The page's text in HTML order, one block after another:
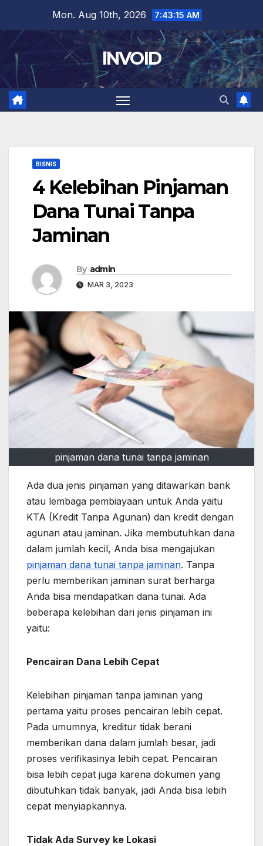
content
Mon. Aug 10th, 2026 7:43:16 AM
INVOID
BISNIS
4 Kelebihan Pinjaman
Dana Tunai Tanpa
Jaminan
By admin
MAR 3, 2023
pinjaman dana tunai tanpa jaminan
Ada dua jenis pinjaman yang ditawarkan bank
atau lembaga pembiayaan untuk Anda yaitu
KTA (Kredit Tanpa Agunan) dan kredit dengan
agunan atau jaminan. Jika membutuhkan dana
dalam jumlah kecil, Anda bisa mengajukan
pinjaman dana tunai tanpa jaminan. Tanpa
perlu memberikan jaminan surat berharga
Anda bisa mendapatkan dana tunai. Ada
beberapa kelebihan dari jenis pinjaman ini
yaitu:
Pencairan Dana Lebih Cepat
Kelebihan pinjaman tanpa jaminan yang
pertama yaitu proses pencairan lebih cepat.
Pada umumnya, kreditur tidak berani
memberikan dana dalam jumlah besar, jadi
proses verifikasinya lebih cepat. Pencairan
bisa lebih cepat juga karena dokumen yang
dibutuhkan tidak banyak, jadi Anda bisa lebih
cepat menyiapkannya.
Tidak Ada Survey ke Lokasi